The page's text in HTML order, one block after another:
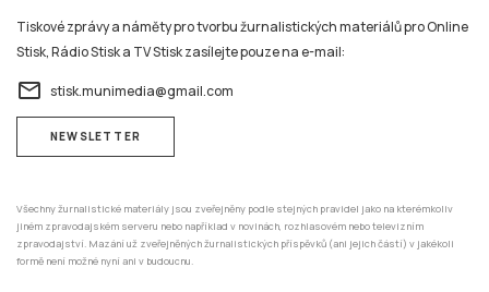
Tiskové zprávy a náměty pro tvorbu žurnalistických materiálů pro Online
Stisk, Rádio Stisk a TV Stisk zasílejte pouze na e-mail:
email stisk.munimedia@gmail.com
NEWSLETTER
Všechny žurnalistické materiály jsou zveřejněny podle stejných pravidel jako na kterémkoliv
jiném zpravodajském serveru nebo například v novinách, rozhlasovém nebo televizním
zpravodajství. Mazání už zveřejněných žurnalistických příspěvků (ani jejich částí) v jakékoli
formě není možné nyní ani v budoucnu.